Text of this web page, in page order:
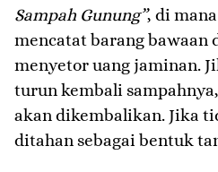
Sampah Gunung”, di
mencatat barang bawaan
menyetor uang jaminan.
turun kembali
akan dikembalikan. Jika
ditahan sebagai bentuk